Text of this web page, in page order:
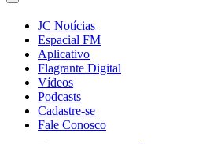
JC Notícias
Espacial FM
Aplicativo
Flagrante Digital
Vídeos
Podcasts
Cadastre-se
Fale Conosco